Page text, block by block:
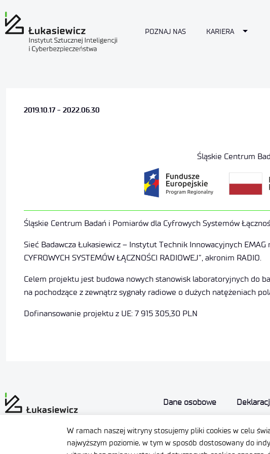
W ramach naszej witryny stosujemy pliki cookies w celu
najwyższym poziomie, w tym w sposób dostosowany do
POZNAJ NAS KARIERA Toggle
2019.10.17 - 2022.06.30
Śląskie Centrum
Śląskie Centrum Badań i Pomiarów dla Cyfrowych Systemów
Sieć Badawcza Łukasiewicz – Instytut Technik Innowacyjnych
CYFROWYCH SYSTEMÓW ŁĄCZNOŚCI RADIOWEJ”, akronim RADIO.
Celem projektu jest budowa nowych stanowisk laboratoryjnych do
na pochodzące z zewnątrz sygnały radiowe o dużych natężeniach
Dofinansowanie projektu z UE: 7 915 305,30 PLN
Dane osobowe
Status dużego